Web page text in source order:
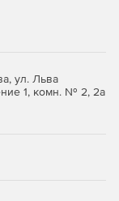
ул. Льва
1, комн. № 2, 2а